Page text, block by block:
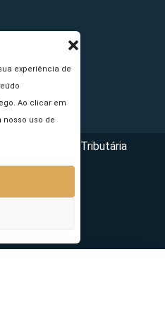
experiência de
Ao clicar em
nosso uso de
da Reforma Tributária